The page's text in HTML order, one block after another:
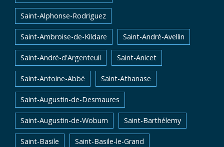
Saint-Alphonse-Rodriguez
Saint-Ambroise-de-Kildare Saint-André-Avellin
Saint-André-d'Argenteuil Saint-Anicet
Saint-Antoine-Abbé Saint-Athanase
Saint-Augustin-de-Desmaures
Saint-Augustin-de-Woburn Saint-Barthélemy
Saint-Basile Saint-Basile-le-Grand